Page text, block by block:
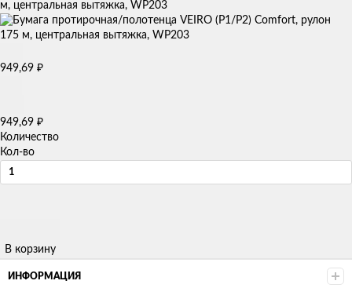
м, центральная вытяжка, WP203
949,69 ₽
949,69 ₽
Количество
Кол-во
В корзину
ИНФОРМАЦИЯ